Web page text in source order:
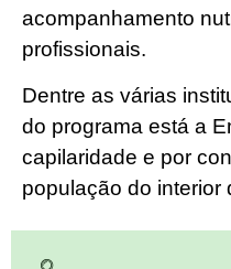
acompanhamento
profissionais.
Dentre as várias
do programa está a
capilaridade e por
população do interior